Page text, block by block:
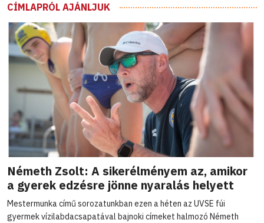
CÍMLAPRÓL AJÁNLJUK
Németh Zsolt: A sikerélményem az, amikor
a gyerek edzésre jönne nyaralás helyett
Mestermunka című sorozatunkban ezen a héten az UVSE fúi
gyermek vízilabdacsapatával bajnoki címeket halmozó Németh